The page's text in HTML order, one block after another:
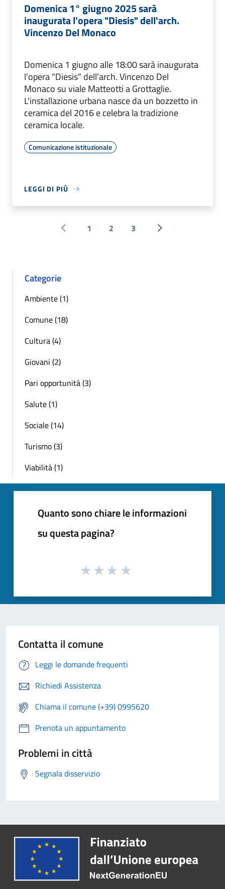
Domenica 1° giugno 2025 sarà
inaugurata l'opera "Diesis" dell'arch.
Vincenzo Del Monaco
Domenica 1 giugno alle 18:00 sarà inaugurata
l'opera "Diesis" dell'arch. Vincenzo Del
Monaco su viale Matteotti a Grottaglie.
L'installazione urbana nasce da un bozzetto in
ceramica del 2016 e celebra la tradizione
ceramica locale.
Comunicazione istituzionale
LEGGI DI PIÙ
Pagina precedente
1 2 3 Successiva »
Categorie
Ambiente (1)
Comune (18)
Cultura (4)
Giovani (2)
Pari opportunità (3)
Salute (1)
Sociale (14)
Turismo (3)
Viabilità (1)
Quanto sono chiare le informazioni
su questa pagina?
Contatta il comune
Leggi le domande frequenti
Richiedi Assistenza
Chiama il comune (+39) 0995620
Prenota un appuntamento
Problemi in città
Segnala disservizio